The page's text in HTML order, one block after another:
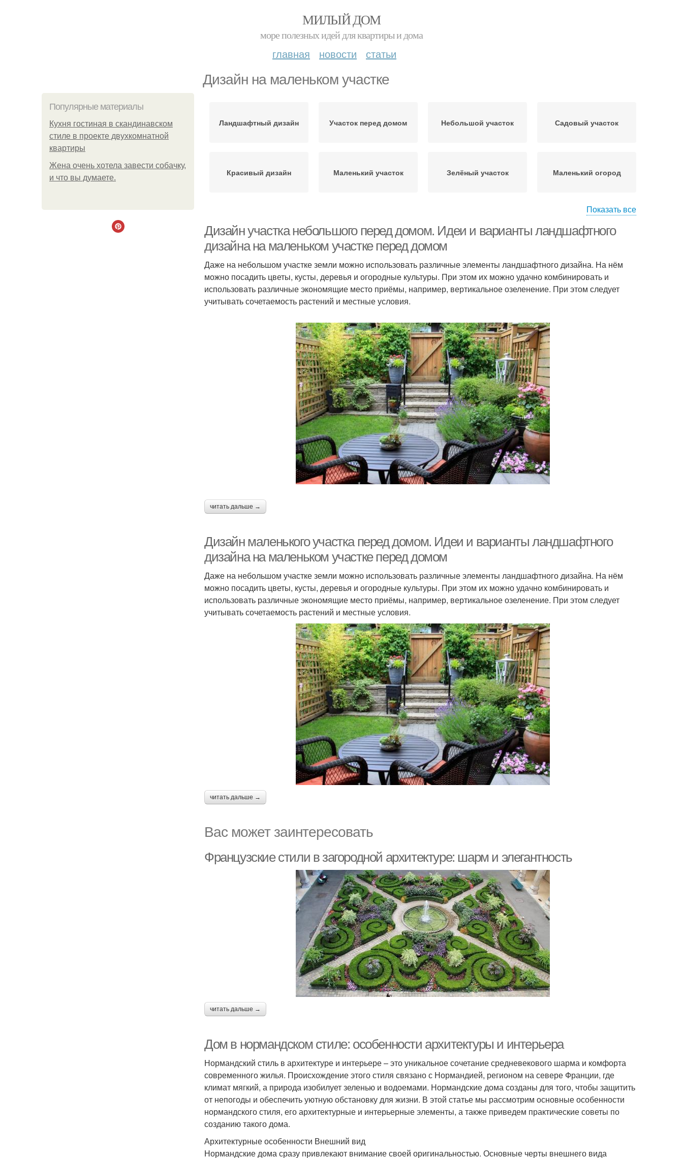
МИЛЫЙ ДОМ
море полезных идей для квартиры и дома
главная новости статьи
Дизайн на маленьком участке
Популярные материалы
Кухня гостиная в скандинавском
стиле в проекте двухкомнатной
квартиры
Жена очень хотела завести собачку,
и что вы думаете.
Ландшафтный дизайн Участок перед домом Небольшой участок Садовый участок
Красивый дизайн Маленький участок Зелёный участок Маленький огород
Показать все
Дизайн участка небольшого перед домом. Идеи и варианты ландшафтного
дизайна на маленьком участке перед домом
Даже на небольшом участке земли можно использовать различные элементы ландшафтного дизайна. На нём
можно посадить цветы, кусты, деревья и огородные культуры. При этом их можно удачно комбинировать и
использовать различные экономящие место приёмы, например, вертикальное озеленение. При этом следует
учитывать сочетаемость растений и местные условия.
читать дальше →
Дизайн маленького участка перед домом. Идеи и варианты ландшафтного
дизайна на маленьком участке перед домом
Даже на небольшом участке земли можно использовать различные элементы ландшафтного дизайна. На нём
можно посадить цветы, кусты, деревья и огородные культуры. При этом их можно удачно комбинировать и
использовать различные экономящие место приёмы, например, вертикальное озеленение. При этом следует
учитывать сочетаемость растений и местные условия.
читать дальше →
Вас может заинтересовать
Французские стили в загородной архитектуре: шарм и элегантность
читать дальше →
Дом в нормандском стиле: особенности архитектуры и интерьера
Нормандский стиль в архитектуре и интерьере – это уникальное сочетание средневекового шарма и комфорта
современного жилья. Происхождение этого стиля связано с Нормандией, регионом на севере Франции, где
климат мягкий, а природа изобилует зеленью и водоемами. Нормандские дома созданы для того, чтобы защитить
от непогоды и обеспечить уютную обстановку для жизни. В этой статье мы рассмотрим основные особенности
нормандского стиля, его архитектурные и интерьерные элементы, а также приведем практические советы по
созданию такого дома.
Архитектурные особенности Внешний вид
Нормандские дома сразу привлекают внимание своей оригинальностью. Основные черты внешнего вида